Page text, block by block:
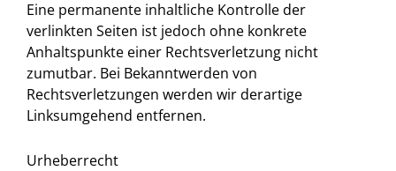
Eine permanente inhaltliche Kontrolle der
verlinkten Seiten ist jedoch ohne konkrete
Anhaltspunkte einer Rechtsverletzung nicht
zumutbar. Bei Bekanntwerden von
Rechtsverletzungen werden wir derartige
Linksumgehend entfernen.
Urheberrecht